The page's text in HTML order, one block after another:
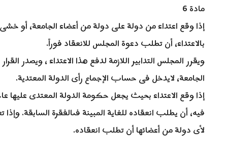
مادة 6
إذا وقع اعتداء من دولة على دولة من أعضاء الجامعة، أو
بالاعتداء، أن تطلب دعوة المجلس للانعقاد فوراً.
ويقرر المجلس التدابير اللازمة لدفع هذا الاعتداء ، ويصدر
الجامعة، لايدخل فى حساب الإجماع رأى الدولة المعتدية.
إذا وقع الاعتداء بحيث يجعل حكومة الدولة المعتدى عليها
فيه، أن يطلب انعقاده للغاية المبينة فىالفقرة السابقة.
لأى دولة من أعضائها أن تطلب انعقاده.